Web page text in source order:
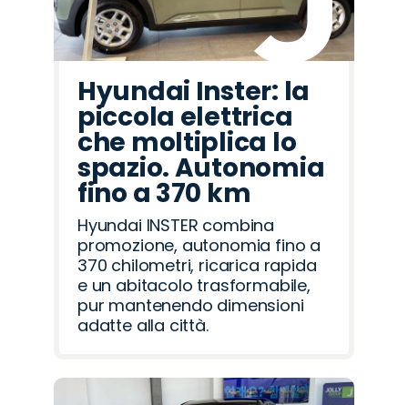
Hyundai Inster: la
piccola elettrica
che moltiplica lo
spazio. Autonomia
fino a 370 km
Hyundai INSTER combina
promozione, autonomia fino a
370 chilometri, ricarica rapida
e un abitacolo trasformabile,
pur mantenendo dimensioni
adatte alla città.